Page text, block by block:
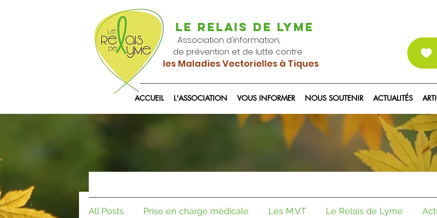
Le RELAIS DE LYME
Association d'information,
de prévention et de lutte contre
les Maladies Vectorielles à Tiques
ACCUEIL L'ASSOCIATION VOUS INFORMER NOUS SOUTENIR ACTUALITÉS
All Posts Prise en charge médicale Les M.V.T Le Relais de Lyme